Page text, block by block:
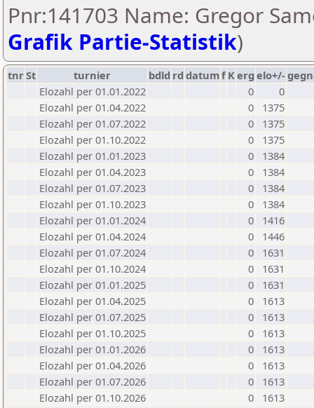
Pnr:141703 Name: Gregor
Grafik Partie-Statistik)
tnrSt turnier bdld rd datumf Kerg elo+/-
Elozahl per 01.01.2022
0
0
Elozahl per 01.04.2022
0
1375
Elozahl per 01.07.2022
0
1375
Elozahl per 01.10.2022
0
1375
Elozahl per 01.01.2023
0
1384
Elozahl per 01.04.2023
0
1384
Elozahl per 01.07.2023
0
1384
Elozahl per 01.10.2023
0
1384
Elozahl per 01.01.2024
0
1416
Elozahl per 01.04.2024
0
1446
Elozahl per 01.07.2024
0
1631
Elozahl per 01.10.2024
0
1631
Elozahl per 01.01.2025
0
1631
Elozahl per 01.04.2025
0
1613
Elozahl per 01.07.2025
0
1613
Elozahl per 01.10.2025
0
1613
Elozahl per 01.01.2026
0
1613
Elozahl per 01.04.2026
0
1613
Elozahl per 01.07.2026
0
1613
Elozahl per 01.10.2026
0 1613